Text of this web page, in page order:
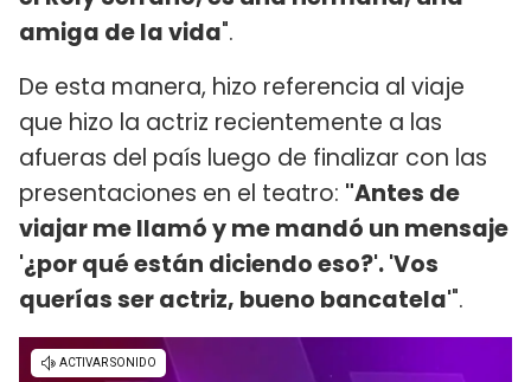
amiga de la vida".
De esta manera, hizo referencia al viaje
que hizo la actriz recientemente a las
afueras del país luego de finalizar con las
presentaciones en el teatro: "Antes de
viajar me llamó y me mandó un mensaje
'¿por qué están diciendo eso?'. 'Vos
querías ser actriz, bueno bancatela'".